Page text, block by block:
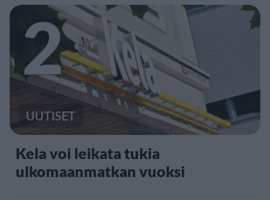
2
UUTISET
Kela voi leikata tukia
ulkomaanmatkan vuoksi